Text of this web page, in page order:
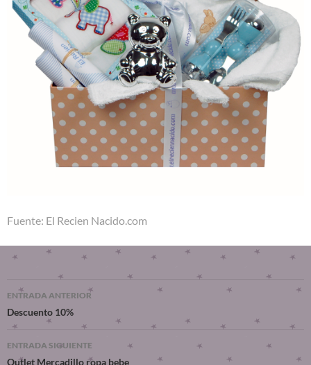
Fuente: El Recien Nacido.com
ENTRADA ANTERIOR
Descuento 10%
ENTRADA SIGUIENTE
Outlet Mercadillo ropa bebe